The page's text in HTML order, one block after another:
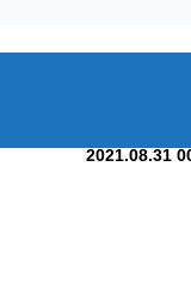
2021.08.31